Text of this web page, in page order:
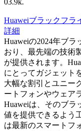
03.9k.
Huaweiブラックフラ
詳細
Huaweiの2024年ブ
おり、最先端の技術
が提供されます。
にとってガジェット
大幅な割引とユニー
ートフォンやウェア
Huaweiは、そのブラ
値を提供できるよう
は最新のスマートフ